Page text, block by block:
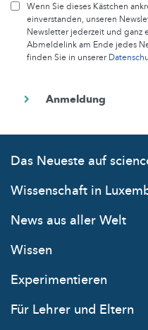
Wenn Sie dieses Kästchen
einverstanden, unseren
Newsletter jederzeit und ganz
Abmeldelink am Ende jedes
finden Sie in unserer
Das Neueste auf
Wissenschaft in
News aus aller Welt
Wissen
Experimentieren
Für Lehrer und Eltern